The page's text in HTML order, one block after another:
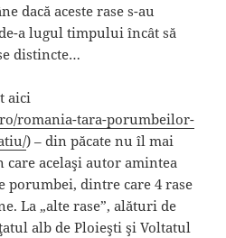
dacă aceste rase s-au
a lugul timpului încât să
distincte…
aici
romania-tara-porumbeilor-
) – din păcate nu îl mai
care acelaşi autor amintea
porumbei, dintre care 4 rase
La „alte rase”, alături de
alb de Ploieşti şi Voltatul